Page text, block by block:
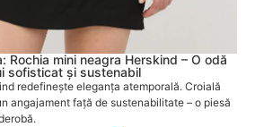
Rochia mini neagra Herskind – O odă
sofisticat și sustenabil
redefinește eleganța atemporală. Croială
angajament față de sustenabilitate – o piesă